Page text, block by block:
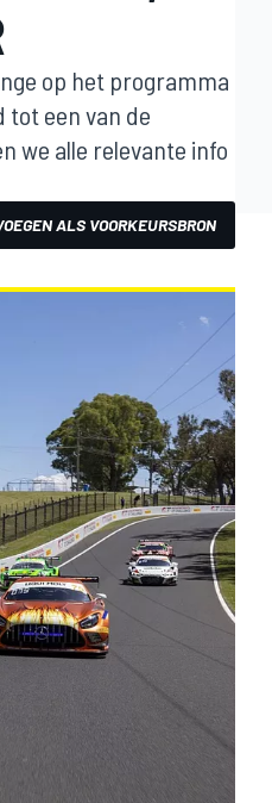
op het programma
tot een van de
we alle relevante info
ALS VOORKEURSBRON